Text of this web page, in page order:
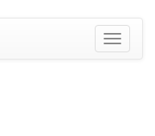
Toggle